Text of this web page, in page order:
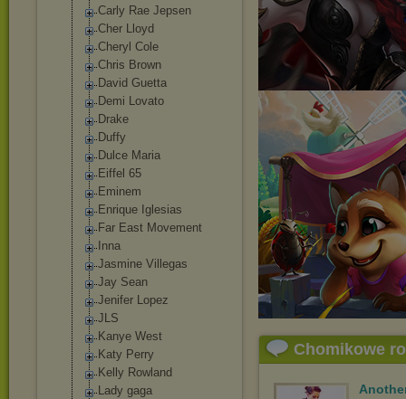
Carly Rae Jepsen
Cher Lloyd
Cheryl Cole
Chris Brown
David Guetta
Demi Lovato
Drake
Duffy
Dulce Maria
Eiffel 65
Eminem
Enrique Iglesias
Far East Movement
Inna
Jasmine Villegas
Jay Sean
Jenifer Lopez
JLS
Kanye West
Katy Perry
Kelly Rowland
Lady gaga
Chomikowe